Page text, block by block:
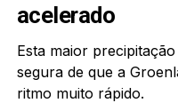
acelerado
Esta maior
segura de que a
ritmo muito rápido.